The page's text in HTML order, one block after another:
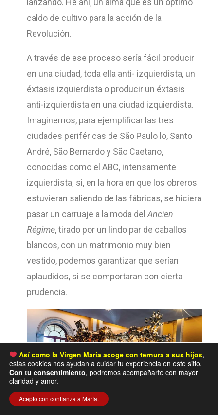
lanzando. He ahí, un alma que es un óptimo
caldo de cultivo para la acción de la
Revolución.
A través de ese proceso sería fácil producir
en una ciudad, toda ella anti- izquierdista, un
éxtasis izquierdista o producir un éxtasis
anti-izquierdista en una ciudad izquierdista.
Imaginemos, para ejemplificar las tres
ciudades periféricas de São Paulo lo, Santo
André, São Bernardo y São Caetano,
conocidas como el ABC, intensamente
izquierdista; si, en la hora en que los obreros
estuvieran saliendo de las fábricas, se hiciera
pasar un carruaje a la moda del Ancien
Régime, tirado por un lindo par de caballos
blancos, con un matrimonio muy bien
vestido, podemos garantizar que serían
aplaudidos, si se comportaran con cierta
prudencia.
Así como la Virgen María acoge con ternura a sus hijos,
estas cookies nos ayudan a cuidar tu experiencia en este sitio.
Con tu consentimiento, podremos acompañarte con mayor
claridad y amor.
Acepto con confianza a María.